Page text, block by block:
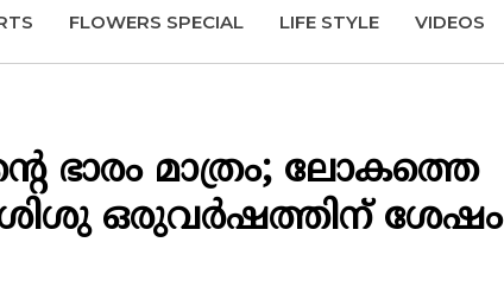
FLOWERS SPECIAL LIFE STYLE VIDEOS
ഭാരം മാത്രം; ലോകത്തെ
ഒരുവർഷത്തിന് ശേഷം